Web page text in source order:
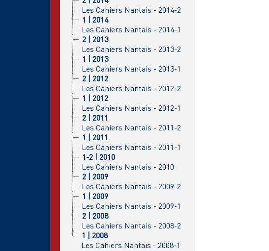
Les Cahiers Nantais - 2014-2
1 | 2014
Les Cahiers Nantais - 2014-1
2 | 2013
Les Cahiers Nantais - 2013-2
1 | 2013
Les Cahiers Nantais - 2013-1
2 | 2012
Les Cahiers Nantais - 2012-2
1 | 2012
Les Cahiers Nantais - 2012-1
2 | 2011
Les Cahiers Nantais - 2011-2
1 | 2011
Les Cahiers Nantais - 2011-1
1-2 | 2010
Les Cahiers Nantais - 2010
2 | 2009
Les Cahiers Nantais - 2009-2
1 | 2009
Les Cahiers Nantais - 2009-1
2 | 2008
Les Cahiers Nantais - 2008-2
1 | 2008
Les Cahiers Nantais - 2008-1